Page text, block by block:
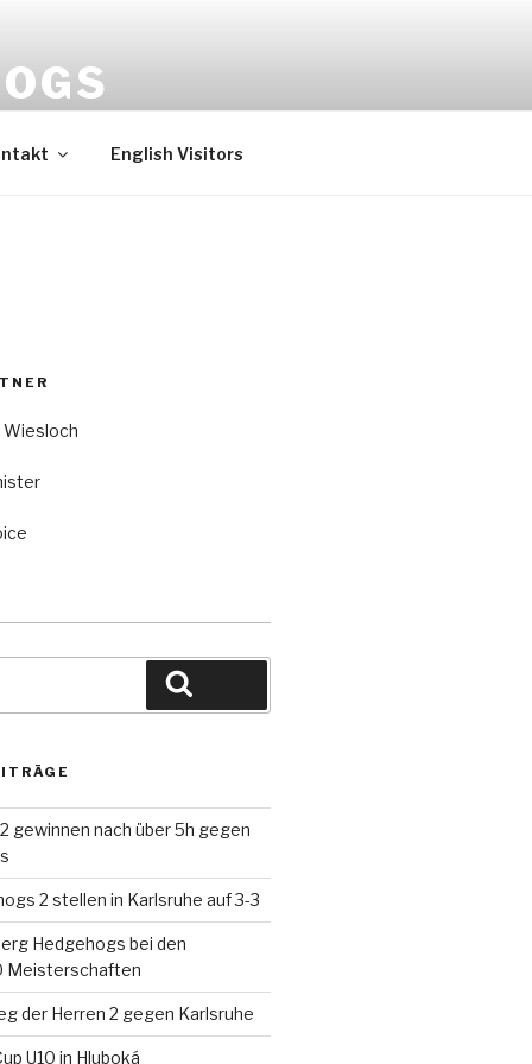
English Visitors
gewinnen nach über 5h gegen
2 stellen in Karlsruhe auf 3-3
Hedgehogs bei den
Meisterschaften
der Herren 2 gegen Karlsruhe
U10 in Hluboká